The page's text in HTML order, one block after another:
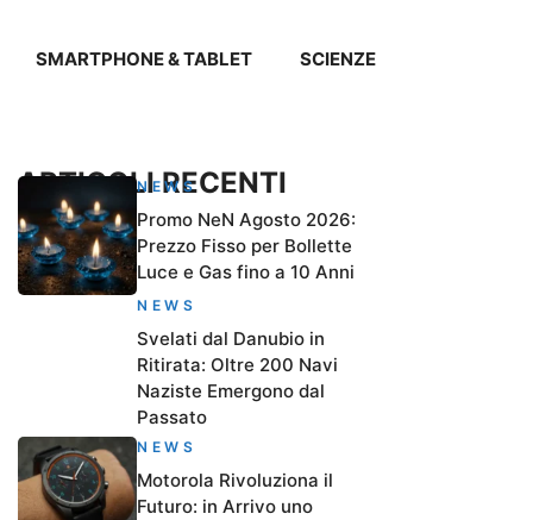
SMARTPHONE & TABLET SCIENZE
ARTICOLI RECENTI
NEWS
Promo NeN Agosto 2026:
Prezzo Fisso per Bollette
Luce e Gas fino a 10 Anni
NEWS
Svelati dal Danubio in
Ritirata: Oltre 200 Navi
Naziste Emergono dal
Passato
NEWS
Motorola Rivoluziona il
Futuro: in Arrivo uno